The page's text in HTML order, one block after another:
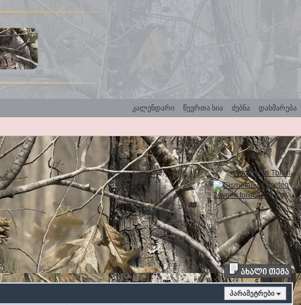
დახმარება
ძებნა
წევრთა სია
კალენდარი
Weather in Tbilisi
Gismeteo
2-week forecast
პარამეტრები